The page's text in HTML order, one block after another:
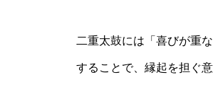
二重太鼓には「喜びが重
することで、縁起を担ぐ